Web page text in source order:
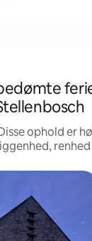
ophold er